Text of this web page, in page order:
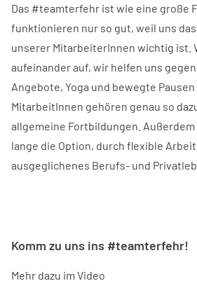
Das #teamterfehr ist wie eine große
funktionieren nur so gut, weil uns
unserer MitarbeiterInnen wichtig ist.
aufeinander auf, wir helfen uns
Angebote, Yoga und bewegte
MitarbeitInnen gehören genau so
allgemeine Fortbildungen.
lange die Option, durch flexible
ausgeglichenes Berufs- und
Komm zu uns ins #teamterfehr!
Mehr dazu im Video